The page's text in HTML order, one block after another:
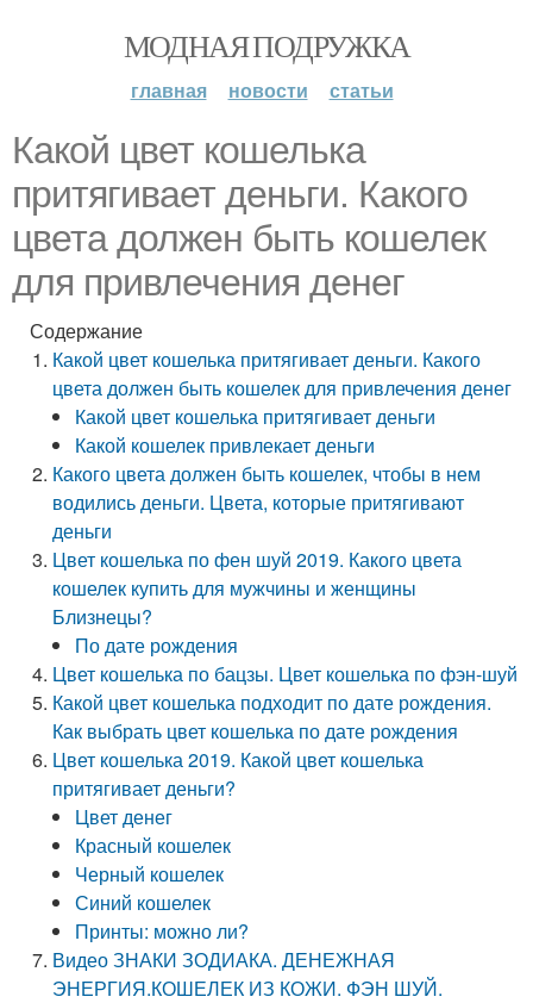
МОДНАЯ ПОДРУЖКА
главная новости статьи
Какой цвет кошелька
притягивает деньги. Какого
цвета должен быть кошелек
для привлечения денег
Содержание
Какой цвет кошелька притягивает деньги. Какого
цвета должен быть кошелек для привлечения денег
Какой цвет кошелька притягивает деньги
Какой кошелек привлекает деньги
Какого цвета должен быть кошелек, чтобы в нем
водились деньги. Цвета, которые притягивают
деньги
Цвет кошелька по фен шуй 2019. Какого цвета
кошелек купить для мужчины и женщины
Близнецы?
По дате рождения
Цвет кошелька по бацзы. Цвет кошелька по фэн-шуй
Какой цвет кошелька подходит по дате рождения.
Как выбрать цвет кошелька по дате рождения
Цвет кошелька 2019. Какой цвет кошелька
притягивает деньги?
Цвет денег
Красный кошелек
Черный кошелек
Синий кошелек
Принты: можно ли?
Видео ЗНАКИ ЗОДИАКА. ДЕНЕЖНАЯ
ЭНЕРГИЯ.КОШЕЛЕК ИЗ КОЖИ. ФЭН ШУЙ.